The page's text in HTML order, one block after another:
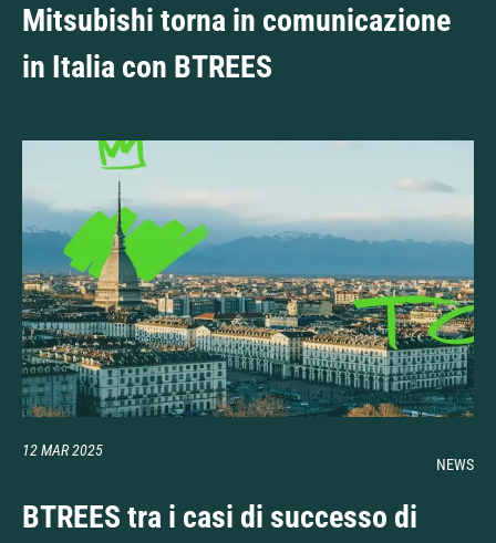
Mitsubishi torna in comunicazione
in Italia con BTREES
12 MAR 2025
NEWS
BTREES tra i casi di successo di